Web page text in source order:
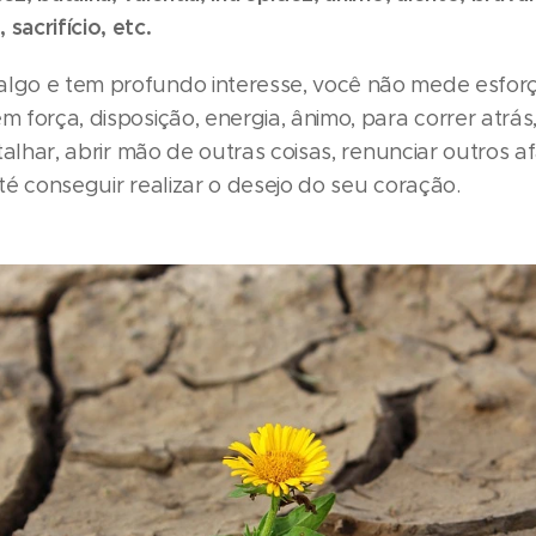
sacrifício, etc.
e tem profundo interesse, você não mede
força, disposição, energia, ânimo, para correr
abrir mão de outras coisas, renunciar outros
conseguir realizar o desejo do seu coração.